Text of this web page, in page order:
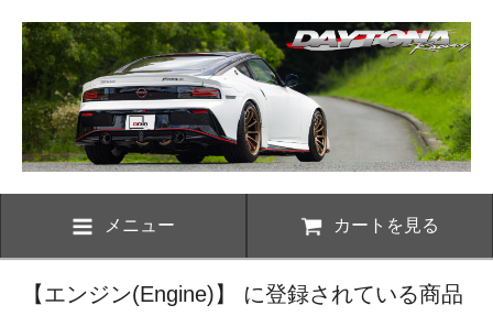
メニュー カートを見る
【エンジン(Engine)】 に登録されている商品